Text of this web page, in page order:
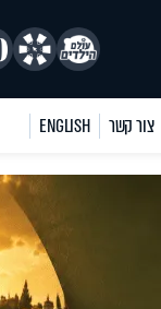
צור קשר ENGLISH